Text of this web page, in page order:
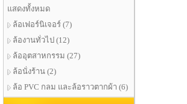
แสดงทั้งหมด
ล้อเฟอร์นิเจอร์ (7)
ล้องานทั่วไป (12)
ล้ออุตสาหกรรม (27)
ล้อนั่งร้าน (2)
ล้อ PVC กลม และล้อราวตากผ้า (6)